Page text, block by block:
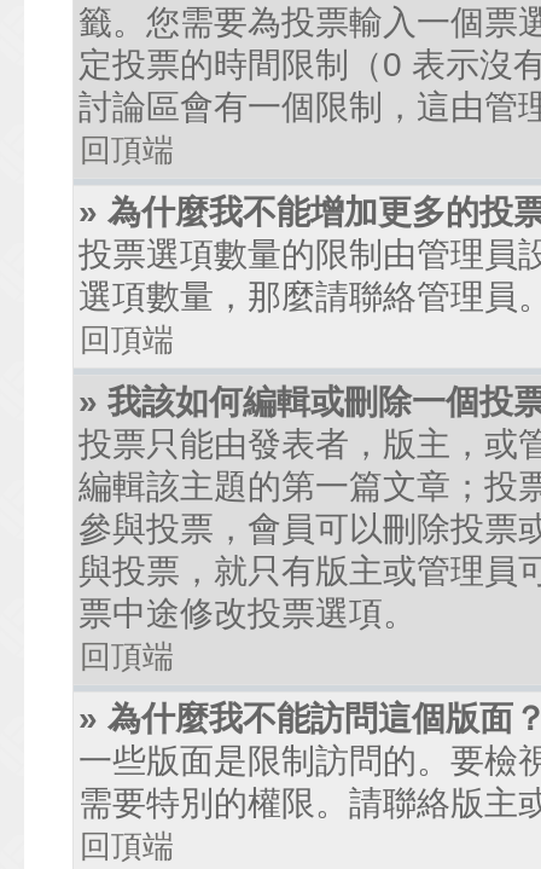
籤。您需要為投票輸入一個票
定投票的時間限制（0 表示沒
討論區會有一個限制，這由管
回頂端
» 為什麼我不能增加更多的投
投票選項數量的限制由管理員
選項數量，那麼請聯絡管理員
回頂端
» 我該如何編輯或刪除一個投
投票只能由發表者，版主，或
編輯該主題的第一篇文章；投
參與投票，會員可以刪除投票
與投票，就只有版主或管理員
票中途修改投票選項。
回頂端
» 為什麼我不能訪問這個版面
一些版面是限制訪問的。要檢
需要特別的權限。請聯絡版主
回頂端